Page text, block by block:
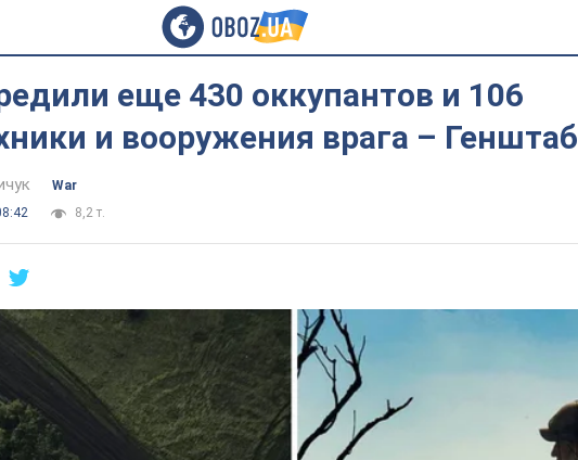
еще 430 оккупантов и 106
и вооружения врага – Генштаб
War
8,2 т.